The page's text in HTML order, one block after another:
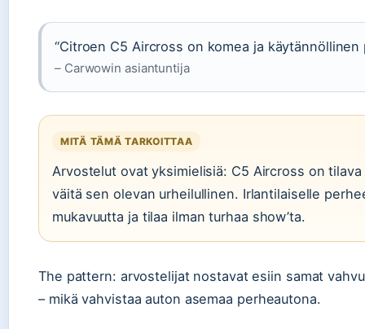
“Citroen C5 Aircross on komea ja käytännöllinen
– Carwowin asiantuntija
MITÄ TÄMÄ TARKOITTAA
Arvostelut ovat yksimielisiä: C5 Aircross on
väitä sen olevan urheilullinen. Irlantilaiselle
mukavuutta ja tilaa ilman turhaa show’ta.
The pattern: arvostelijat nostavat esiin samat
– mikä vahvistaa auton asemaa perheautona.